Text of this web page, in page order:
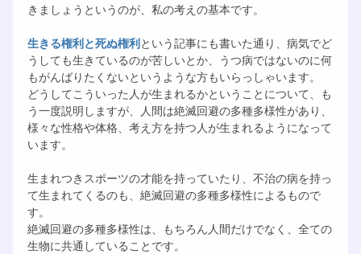
きましょうというのが、私の考えの基本です。
生きる権利と死ぬ権利という記事にも書いた通り、病気でど
うしても生きているのが苦しいとか、うつ病ではないのに何
もがんばりたくないというような方もいらっしゃいます。
どうしてこういった人が生まれるかということについて、も
う一度説明しますが、人間は絶滅回避の多種多様性があり、
様々な性格や体格、考え方を持つ人が生まれるようになって
います。
生まれつきスポーツの才能を持っていたり、不治の病を持っ
て生まれてくるのも、絶滅回避の多種多様性によるもので
す。
絶滅回避の多種多様性は、もちろん人間だけでなく、全ての
生物に共通していることです。